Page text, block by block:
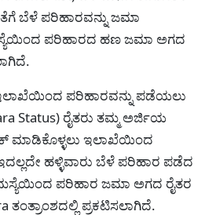
ಬೆಳೆ ಪರಿಹಾರವನ್ನು ಜಮಾ
ಪರಿಹಾರದ ಹಣ ಜಮಾ ಅಗದ
ಪರಿಹಾರವನ್ನು ಪಡೆಯಲು
Status) ರೈತರು ತಮ್ಮ ಅರ್ಜಿಯ
ಮಾಡಿಕೊಳ್ಳಲು ಇಲಾಖೆಯಿಂದ
ಹಳ್ಳಿವಾರು ಬೆಳೆ ಪರಿಹಾರ ಪಡೆದ
ಸಮಸ್ಯೆಯಿಂದ ಪರಿಹಾರ ಜಮಾ ಅಗದ ರೈತರ
ತಂತ್ರಾಂಶದಲ್ಲಿ ಪ್ರಕಟಿಸಲಾಗಿದೆ.